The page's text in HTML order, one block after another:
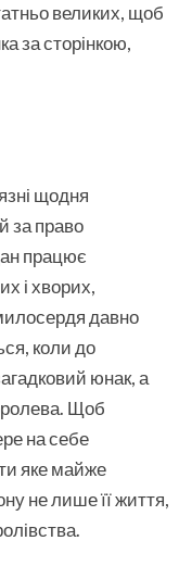
великих, щоб
за сторінкою,
щодня
за право
працює
і хворих,
давно
коли до
юнак, а
Щоб
на себе
яке майже
не лише її життя,